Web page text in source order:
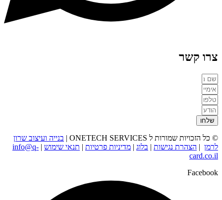
צרו קשר
שלחו
© כל הזכויות שמורות ל ONETECH SERVICES |
בנייה ועיצוב שרון
לרמן | הצהרת נגישות | בלוג | מדיניות פרטיות | תנאי שימוש |
info@q-
card.co.il
Facebook